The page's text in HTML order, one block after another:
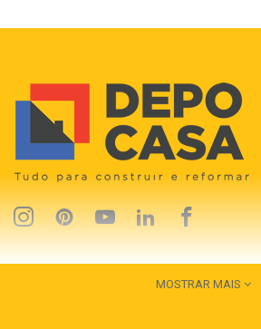
MOSTRAR MAIS